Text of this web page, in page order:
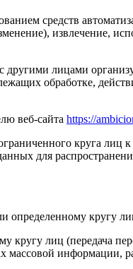
средств
извлечение,
с другими лицами
обработке,
веб-сайта https://
круга лиц
для
определенному кругу
кругу лиц (передача
массовой информации,